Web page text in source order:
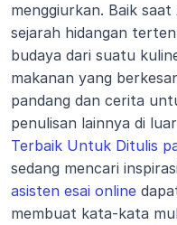
menggiurkan. Baik saat
sejarah hidangan
budaya dari suatu
makanan yang
pandang dan cerita
penulisan lainnya di
Terbaik Untuk Ditulis
sedang mencari
asisten esai online
membuat kata-kata